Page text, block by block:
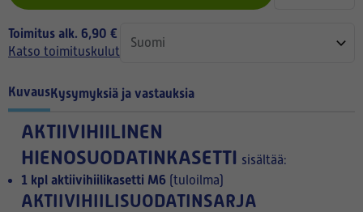
Toimitus alk. 6,90 €
Katso toimituskulut
KuvausKysymyksiä ja vastauksia
AKTIIVIHIILINEN
HIENOSUODATINKASETTI sisältää:
1 kpl aktiivihiilikasetti M6 (tuloilma)
AKTIIVIHIILISUODATINSARJA